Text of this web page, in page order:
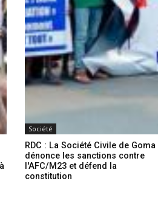
Société
RDC : La Société Civile de Goma
dénonce les sanctions contre
l'AFC/M23 et défend la
constitution